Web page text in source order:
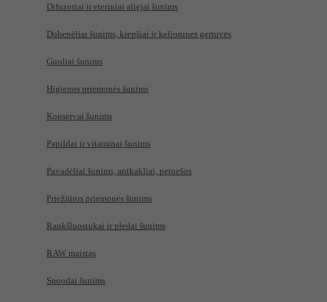
Difuzoriai ir eteriniai aliejai šunims
Dubenėliai šunims, krepšiai ir kelioninės gertuvės
Guoliai šunims
Higienos priemonės šunims
Konservai šunims
Papildai ir vitaminai šunims
Pavadėliai šunims, antkakliai, petnešos
Priežiūros priemonės šunims
Rankšluostukai ir pledai šunims
RAW maistas
Snoodai šunims